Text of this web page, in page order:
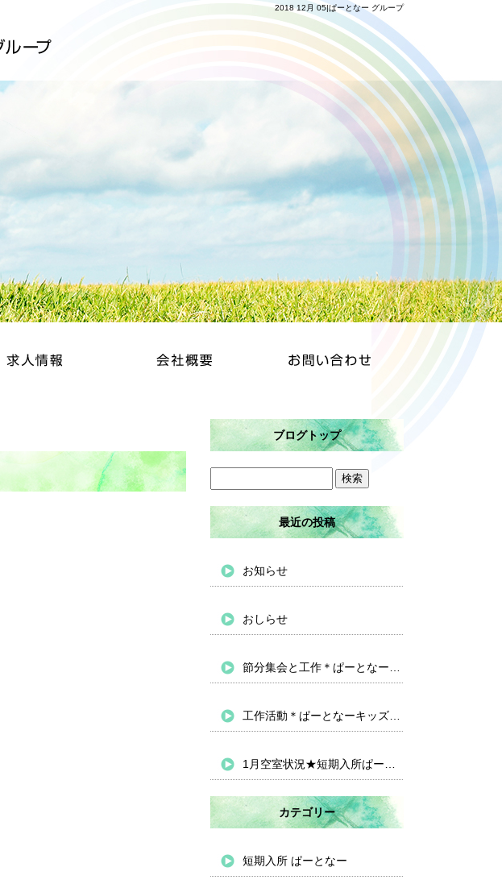
2018 12月 05|ぱーとなー グループ
ブログトップ
最近の投稿
お知らせ
おしらせ
カテゴリー
短期入所 ぱーとなー